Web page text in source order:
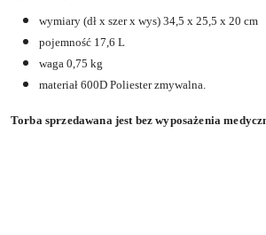
wymiary (dł x szer x wys) 34,5 x 25,5 x 20 cm
pojemność 17,6 L
waga 0,75 kg
materiał 600D Poliester zmywalna.
Torba sprzedawana jest bez wyposażenia